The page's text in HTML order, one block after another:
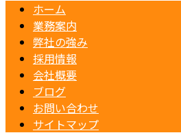
ホーム
業務案内
弊社の強み
採用情報
会社概要
ブログ
お問い合わせ
サイトマップ